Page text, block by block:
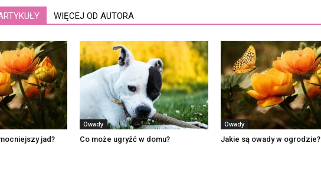
WIĘCEJ OD AUTORA
jad?
Owady
Co może ugryźć w domu?
Owady
Jakie są owady w ogrodzie?